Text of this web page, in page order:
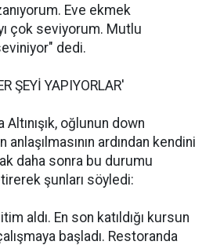
Eve ekmek
çok seviyorum. Mutlu
dedi.
ŞEYİ YAPIYORLAR'
oğlunun down
ardından kendini
daha sonra bu durumu
şunları söyledi:
aldı. En son katıldığı kursun
başladı. Restoranda